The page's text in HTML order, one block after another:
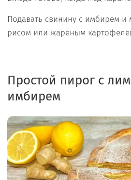
Подавать свинину с имбирем
рисом или жареным
Простой пирог с
имбирем